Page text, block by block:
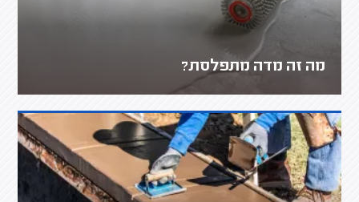
מה זה מדה מתפלסת?